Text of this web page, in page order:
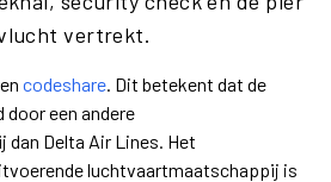
vertrekt.
codeshare. Dit betekent dat de
een andere
Delta Air Lines. Het
luchtvaartmaatschappij is